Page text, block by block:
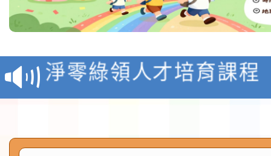
教育部校安中心白海豚
報
淨零綠領人才培育課程
檢送桃園市115學年度
及師生本土語及新住民
115年食農教育專業人